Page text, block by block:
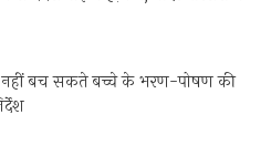
नहीं बच सकते बच्चे के भरण-पोषण की